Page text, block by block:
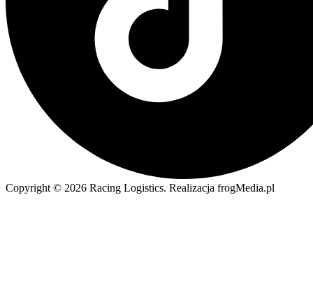
Copyright © 2026 Racing Logistics. Realizacja frogMedia.pl